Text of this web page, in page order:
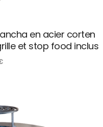
en acier corten
et stop food inclus